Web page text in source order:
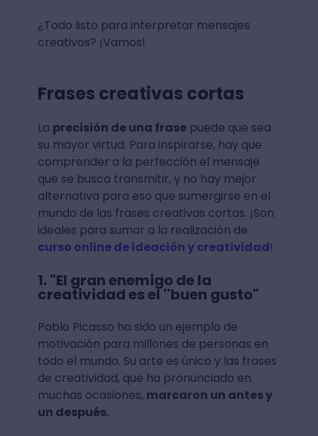
¿Todo listo para interpretar mensajes
creativos? ¡Vamos!
Frases creativas cortas
La precisión de una frasepuede que sea
su mayor virtud. Para inspirarse, hay que
comprender a la perfección el mensaje
que se busca transmitir, y no hay mejor
alternativa para eso que sumergirse en el
mundo de las frases creativas cortas. ¡Son
ideales para sumar a la realización de
curso online de ideación y creatividad!
1. "El gran enemigo de la
creatividad es el ''buen gusto"
Pablo Picasso ha sido un ejemplo de
motivación para millones de personas en
todo el mundo. Su arte es único y las frases
de creatividad, que ha pronunciado en
muchas ocasiones, marcaron un antes y
un después.